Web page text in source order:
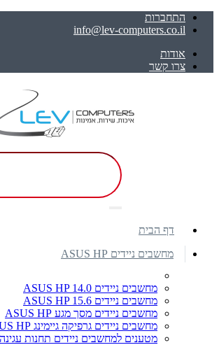
התחברות
info@lev-computers.co.il
אודות
צרו קשר
דף הבית
מחשבים ניידים ASUS HP
מחשבים ניידים ASUS HP 14.0
מחשבים ניידים ASUS HP 15.6
מחשבים ניידים מסך מגע ASUS HP
מחשבים ניידים גרפיקה גיימינג ASUS HP
מטענים למחשבים ניידים תחנות עגינה